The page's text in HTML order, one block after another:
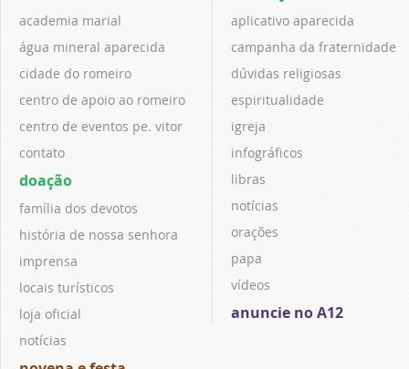
academia marial
água mineral aparecida
cidade do romeiro
centro de apoio ao romeiro
centro de eventos pe. vitor
contato
doação
família dos devotos
história de nossa senhora
imprensa
locais turísticos
loja oficial
notícias
aplicativo aparecida
campanha da fraternidade
dúvidas religiosas
espiritualidade
igreja
infográficos
libras
notícias
orações
papa
vídeos
anuncie no A12